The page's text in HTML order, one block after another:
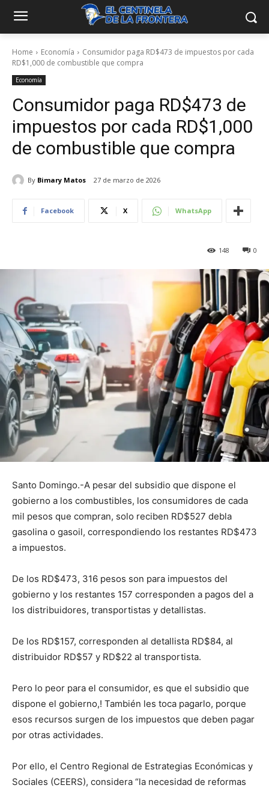
Home Economía
Consumidor paga RD$473 de impuestos por cada
RD$1,000 de combustible que compra
Economía
Consumidor paga RD$473 de
impuestos por cada RD$1,000
de combustible que compra
By Bimary Matos 27 de marzo de 2026
Facebook X WhatsApp
0
148
Santo Domingo.-A pesar del subsidio que dispone el
gobierno a los combustibles, los consumidores de cada
mil pesos que compran, solo reciben RD$527 debla
gasolina o gasoil, correspondiendo los restantes RD$473
a impuestos.
De los RD$473, 316 pesos son para impuestos del
gobierno y los restantes 157 corresponden a pagos del a
los distribuidores, transportistas y detallistas.
De los RD$157, corresponden al detallista RD$84, al
distribuidor RD$57 y RD$22 al transportista.
Pero lo peor para el consumidor, es que el subsidio que
dispone el gobierno,! También les toca pagarlo, porque
esos recursos surgen de los impuestos que deben pagar
por otras actividades.
Por ello, el Centro Regional de Estrategias Económicas y
Sociales (CEERS), considera “la necesidad de reformas